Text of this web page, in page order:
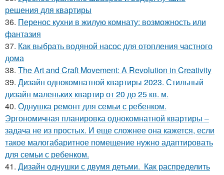
решения для квартиры
36. Перенос кухни в жилую комнату: возможность или
фантазия
37. Как выбрать водяной насос для отопления частного
дома
38. The Art and Craft Movement: A Revolution in Creativity
39. Дизайн однокомнатной квартиры 2023. Стильный
дизайн маленьких квартир от 20 до 25 кв. м.
40. Однушка ремонт для семьи с ребенком.
Эргономичная планировка однокомнатной квартиры –
задача не из простых. И еще сложнее она кажется, если
такое малогабаритное помещение нужно адаптировать
для семьи с ребенком.
41. Дизайн однушки с двумя детьми. Как распределить